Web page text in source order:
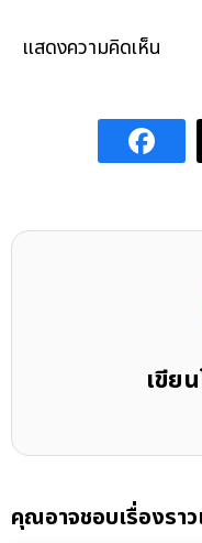
แสดงความคิดเห็น
เขีย
คุณอาจชอบเรื่องราว